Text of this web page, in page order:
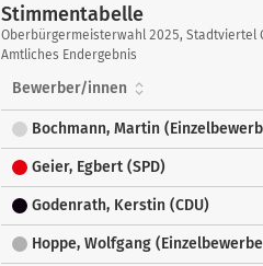
Stimmentabelle
Stimmentabelle
Oberbürgermeisterwahl 2025, Stadtviertel
Amtliches Endergebnis
Bewerber/innen
Bochmann, Martin
Geier, Egbert (SPD)
Godenrath, Kerstin (CDU)
Hoppe, Wolfgang